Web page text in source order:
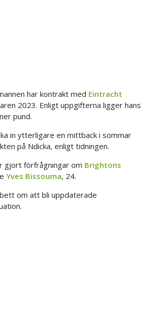
har kontrakt med Eintracht
2023. Enligt uppgifterna ligger hans
pund.
in ytterligare en mittback i sommar
på Ndicka, enligt tidningen.
gjort förfrågningar om Brightons
Yves Bissouma, 24.
om att bli uppdaterade